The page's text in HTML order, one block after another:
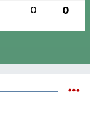
0 0